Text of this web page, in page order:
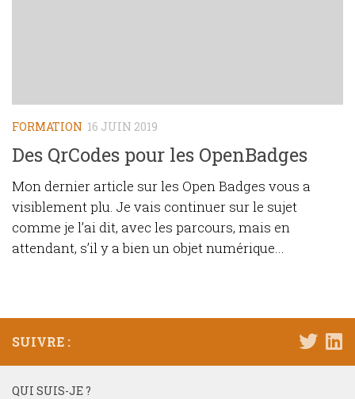
FORMATION 16 JUIN 2019
Des QrCodes pour les OpenBadges
Mon dernier article sur les Open Badges vous a
visiblement plu. Je vais continuer sur le sujet
comme je l’ai dit, avec les parcours, mais en
attendant, s’il y a bien un objet numérique...
SUIVRE :
QUI SUIS-JE ?